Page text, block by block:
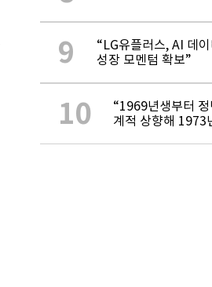
9
“LG유플러스, AI 데
성장 모멘텀 확보”
10
“1969년생부터
계적 상향해 1973